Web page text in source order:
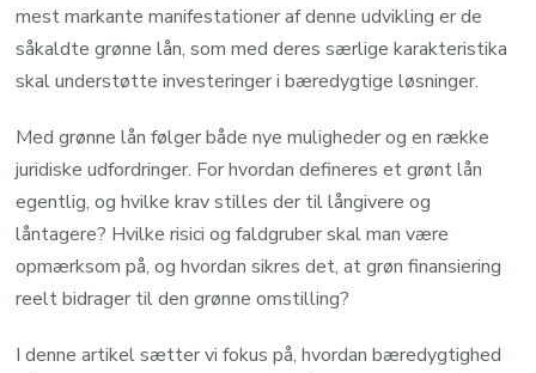
mest markante manifestationer af denne udvikling er de
såkaldte grønne lån, som med deres særlige karakteristika
skal understøtte investeringer i bæredygtige løsninger.
Med grønne lån følger både nye muligheder og en række
juridiske udfordringer. For hvordan defineres et grønt lån
egentlig, og hvilke krav stilles der til långivere og
låntagere? Hvilke risici og faldgruber skal man være
opmærksom på, og hvordan sikres det, at grøn finansiering
reelt bidrager til den grønne omstilling?
I denne artikel sætter vi fokus på, hvordan bæredygtighed